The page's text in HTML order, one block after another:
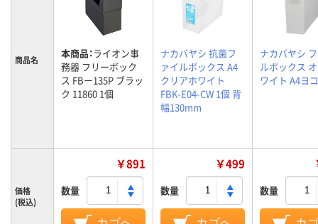
商品名 本商品：ライオン事
務器 フリーボック
ス FBー135P ブラッ
ク 11860 1個
ナカバヤシ 抗菌フ
ァイルボックス A4
クリアホワイト
FBK-E04-CW 1個 背
幅130mm
ナカバヤシ
ルボックス
ワイト A4ヨコ
価格
(税込)
￥891
数量
￥499
数量 数量